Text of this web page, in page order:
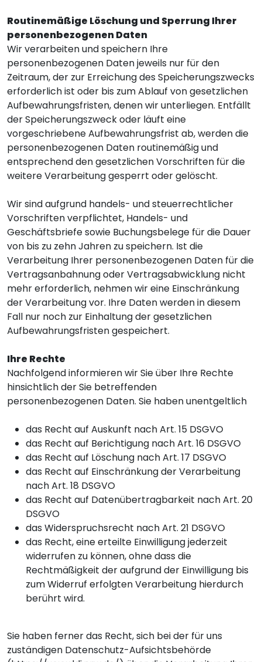
Routinemäßige Löschung und Sperrung Ihrer
personenbezogenen Daten
Wir verarbeiten und speichern Ihre
personenbezogenen Daten jeweils nur für den
Zeitraum, der zur Erreichung des Speicherungszwecks
erforderlich ist oder bis zum Ablauf von gesetzlichen
Aufbewahrungsfristen, denen wir unterliegen. Entfällt
der Speicherungszweck oder läuft eine
vorgeschriebene Aufbewahrungsfrist ab, werden die
personenbezogenen Daten routinemäßig und
entsprechend den gesetzlichen Vorschriften für die
weitere Verarbeitung gesperrt oder gelöscht.
Wir sind aufgrund handels- und steuerrechtlicher
Vorschriften verpflichtet, Handels- und
Geschäftsbriefe sowie Buchungsbelege für die Dauer
von bis zu zehn Jahren zu speichern. Ist die
Verarbeitung Ihrer personenbezogenen Daten für die
Vertragsanbahnung oder Vertragsabwicklung nicht
mehr erforderlich, nehmen wir eine Einschränkung
der Verarbeitung vor. Ihre Daten werden in diesem
Fall nur noch zur Einhaltung der gesetzlichen
Aufbewahrungsfristen gespeichert.
Ihre Rechte
Nachfolgend informieren wir Sie über Ihre Rechte
hinsichtlich der Sie betreffenden
personenbezogenen Daten. Sie haben unentgeltlich
das Recht auf Auskunft nach Art. 15 DSGVO
das Recht auf Berichtigung nach Art. 16 DSGVO
das Recht auf Löschung nach Art. 17 DSGVO
das Recht auf Einschränkung der Verarbeitung
nach Art. 18 DSGVO
das Recht auf Datenübertragbarkeit nach Art. 20
DSGVO
das Widerspruchsrecht nach Art. 21 DSGVO
das Recht, eine erteilte Einwilligung jederzeit
widerrufen zu können, ohne dass die
Rechtmäßigkeit der aufgrund der Einwilligung bis
zum Widerruf erfolgten Verarbeitung hierdurch
berührt wird.
Sie haben ferner das Recht, sich bei der für uns
zuständigen Datenschutz-Aufsichtsbehörde